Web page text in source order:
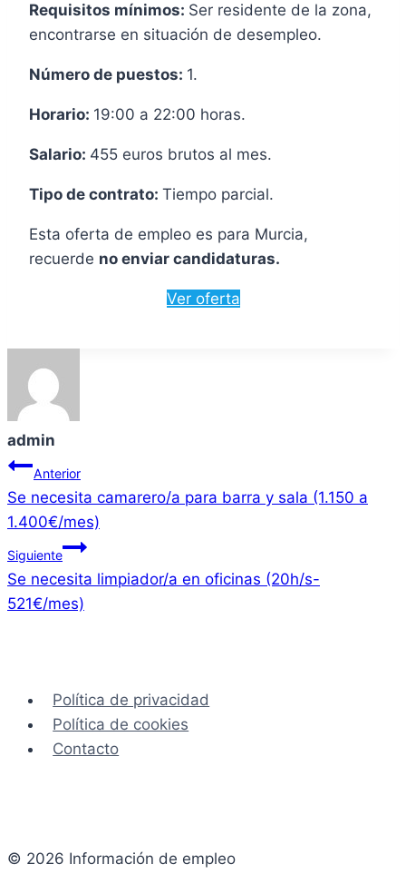
Requisitos mínimos: Ser residente de la zona,
encontrarse en situación de desempleo.
Número de puestos: 1.
Horario: 19:00 a 22:00 horas.
Salario: 455 euros brutos al mes.
Tipo de contrato: Tiempo parcial.
Esta oferta de empleo es para Murcia,
recuerde no enviar candidaturas.
Ver oferta
admin
Navegación
de
entradas
Anterior
Se necesita camarero/a para barra y sala (1.150 a
1.400€/mes)
Siguiente
Se necesita limpiador/a en oficinas (20h/s-
521€/mes)
Política de privacidad
Política de cookies
Contacto
© 2026 Información de empleo